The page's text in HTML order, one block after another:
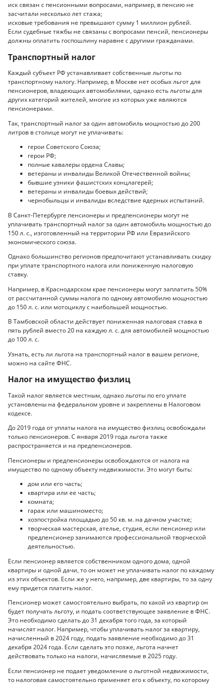
иск связан с пенсионными вопросами, например, в пенсию не
засчитали несколько лет стажа;
исковые требования не превышают сумму 1 миллион рублей.
Если судебные тяжбы не связаны с вопросами пенсий, пенсионеры
должны оплатить госпошлину наравне с другими гражданами.
Транспортный налог
Каждый субъект РФ устанавливает собственные льготы по
транспортному налогу. Например, в Москве нет особых льгот для
пенсионеров, владеющих автомобилями, однако есть льготы для
других категорий жителей, многие из которых уже являются
пенсионерами.
Так, транспортный налог за один автомобиль мощностью до 200
литров в столице могут не уплачивать:
герои Советского Союза;
герои РФ;
полные кавалеры ордена Славы;
ветераны и инвалиды Великой Отечественной войны;
бывшие узники фашистских концлагерей;
ветераны и инвалиды боевых действий;
чернобыльцы и инвалиды вследствие ядерных испытаний.
В Санкт-Петербурге пенсионеры и предпенсионеры могут не
уплачивать транспортный налог за один автомобиль мощностью до
150 л. с., изготовленный на территории РФ или Евразийского
экономического союза.
Однако большинство регионов предпочитают устанавливать скидку
при уплате транспортного налога или пониженную налоговую
ставку.
Например, в Краснодарском крае пенсионеры могут заплатить 50%
от рассчитанной суммы налога по одному автомобилю мощностью
до 150 л. с. или мотоциклу с наибольшей мощностью.
В Тамбовской области действует пониженная налоговая ставка в
пять рублей вместо 20 на каждую л. с. для автомобилей мощностью
до 100 л. с.
Узнать, есть ли льгота на транспортный налог в вашем регионе,
можно на сайте ФНС.
Налог на имущество физлиц
Такой налог является местным, однако льготы по его уплате
установлены на федеральном уровне и закреплены в Налоговом
кодексе.
До 2019 года от уплаты налога на имущество физлиц освобождали
только пенсионеров. С января 2019 года льгота также
распространяется и на предпенсионеров.
Пенсионеры и предпенсионеры освобождаются от налога на
имущество по одному объекту недвижимости. Это могут быть:
дом или его часть;
квартира или ее часть;
комната;
гараж или машиноместо;
хозпостройка площадью до 50 кв. м. на дачном участке;
творческая мастерская, ателье, студия, если пенсионер или
предпенсионер занимаются профессиональной творческой
деятельностью.
Если пенсионер является собственником одного дома, одной
квартиры и одной дачи, то он может не уплачивать налог по каждому
из этих объектов. Если же у него, например, две квартиры, то за одну
ему придется платить налог.
Пенсионер может самостоятельно выбрать, по какой из квартир он
будет получать льготу, и подать соответствующее заявление в ФНС.
Это необходимо сделать до 31 декабря того года, за который
начислят налог. Например, чтобы уплачивать налог за квартиру,
начисленный в 2024 году, подать заявление необходимо до 31
декабря 2024 года. Если сделать это позже, льгота начнет
действовать только на налоги, начисляемые в 2025 году.
Если пенсионер не подает уведомление о льготной недвижимости,
то налоговая самостоятельно применяет его к объекту, по которому